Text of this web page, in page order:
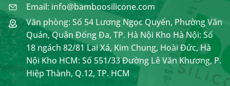
Email: info@bamboosilicone.com
Văn phòng: Số 54 Lương Ngọc Quyến, Phường Văn
Quán, Quận Đống Đa, TP. Hà Nội Kho Hà Nội: Số
18 ngách 82/81 Lai Xá, Kim Chung, Hoài Đức, Hà
Nội Kho HCM: Số 551/33 Đường Lê Văn Khương, P.
Hiệp Thành, Q.12, TP. HCM